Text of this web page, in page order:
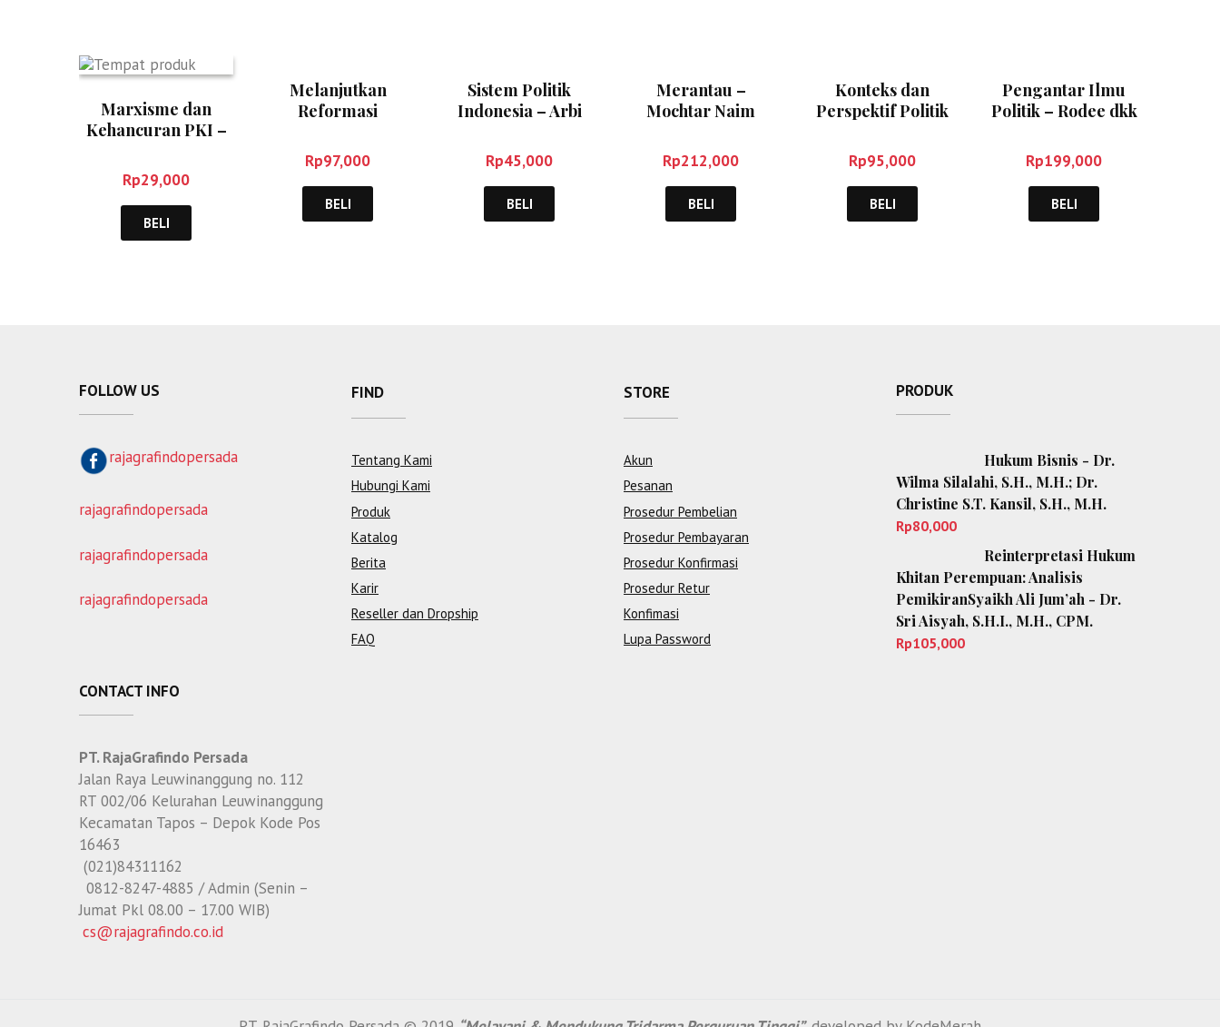
Marxisme dan
Kehancuran PKI –
Wicaksono
Rp29,000
BELI
Melanjutkan
Reformasi
Fatwa
Rp97,000
BELI
Sistem Politik
Indonesia – Arbi
Rp45,000
BELI
Merantau –
Mochtar Naim
Rp212,000
BELI
Konteks dan
Perspektif Politik
Humaniter
Internasional
Kontemporer –
Denny Rhamdhany
Rp95,000
BELI
Pengantar Ilmu
Politik – Rodee dkk
Rp199,000
BELI
FOLLOW US
rajagrafindopersada
rajagrafindopersada
rajagrafindopersada
rajagrafindopersada
FIND
Tentang Kami
Hubungi Kami
Produk
Katalog
Berita
Karir
Reseller dan Dropship
FAQ
STORE
Akun
Pesanan
Prosedur Pembelian
Prosedur Pembayaran
Prosedur Konfirmasi
Prosedur Retur
Konfimasi
Lupa Password
PRODUK
Hukum Bisnis - Dr.
Wilma Silalahi, S.H., M.H.; Dr.
Christine S.T. Kansil, S.H., M.H.
Rp80,000
Reinterpretasi Hukum
Khitan Perempuan: Analisis
PemikiranSyaikh Ali Jum’ah - Dr.
Sri Aisyah, S.H.I., M.H., CPM.
Rp105,000
CONTACT INFO
PT. RajaGrafindo Persada
Jalan Raya Leuwinanggung no. 112
RT 002/06 Kelurahan Leuwinanggung
Kecamatan Tapos – Depok Kode Pos
16463
(021)84311162
0812-8247-4885 / Admin (Senin –
Jumat Pkl 08.00 – 17.00 WIB)
cs@rajagrafindo.co.id